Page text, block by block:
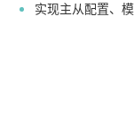
实现主从配置、